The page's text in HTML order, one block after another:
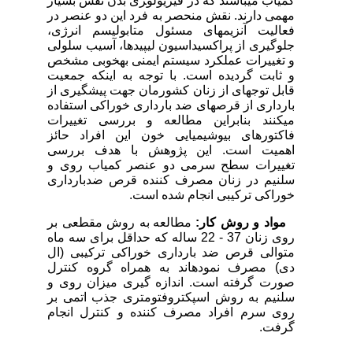
مهمی دارند. نقش منحصر به فرد این دو عنصر در
فعالیت آنزیم­های مسئول متابولیسم انرژی،
جلوگیری از پراکسیداسیون لیپیدها، آسیب سلولی
و تغییرات عملکرد سیستم ایمنی به­خوبی مشخص
و ثابت گردیده است. با توجه به این­که جمعیت
قابل توجه­ای از زنان کشورمان جهت پیشگیری از
بارداری از قرص­های ضد بارداری خوراکی استفاده
می­کنند بنابراین مطالعه و بررسی تغییرات
فاکتورهای بیوشیمیایی خون این افراد حائز
اهمیت است. این پژوهش با هدف بررسی
تغییرات سطح سرمی دو عنصر کمیاب روی و
سلنیم در زنان مصرف کننده قرص ضدبارداری
خوراکی ترکیبی انجام شده است.
مواد و روش کار: مطالعه به روش مقطعی بر
روی زنان 37 - 22 ساله که حداقل برای سه ماه
متوالی قرص ضد بارداری خوراکی ترکیبی (ال
دی) مصرف نموده­اند به همراه گروه کنترل
صورت گرفته است. اندازه گیری میزان روی و
سلنیم به روش اسپکتروفتومتری جذب اتمی بر
روی سرم افراد مصرف کننده و کنترل انجام
گرفت.